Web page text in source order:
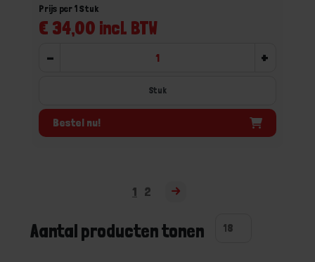
€ 34,00 incl. BTW
Prijs per 1 Stuk
- +
Stuk
Bestel nu!
1 2
Aantal producten tonen